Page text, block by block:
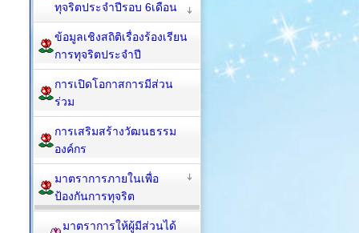
ทุจริตประจำปีรอบ 6เดือน
ข้อมูลเชิงสถิติเรื่องร้องเรียน
การทุจริตประจำปี
การเปิดโอกาสการมีส่วน
ร่วม
การเสริมสร้างวัฒนธรรม
องค์กร
มาตราการภายในเพื่อ
ป้องกันการทุจริต
มาตราการให้ผู้มีส่วนได้